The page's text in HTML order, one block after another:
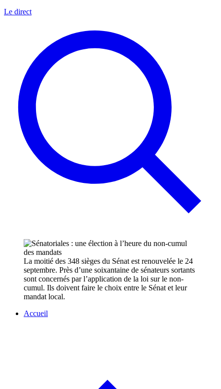
Le direct
La moitié des 348 sièges du Sénat est renouvelée le 24
septembre. Près d’une soixantaine de sénateurs sortants
sont concernés par l’application de la loi sur le non-
cumul. Ils doivent faire le choix entre le Sénat et leur
mandat local.
Accueil